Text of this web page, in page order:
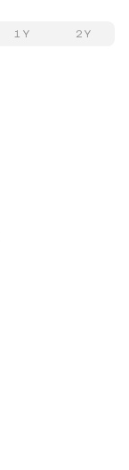
1 Y 2 Y